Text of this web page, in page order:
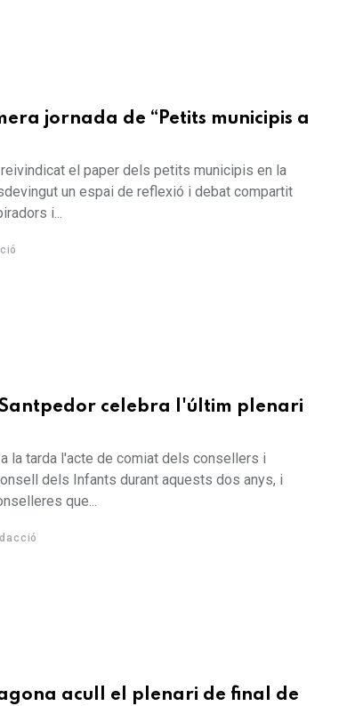
jornada de “Petits municipis a
el paper dels petits municipis en la
un espai de reflexió i debat compartit
i...
Santpedor celebra l'últim plenari
la tarda l'acte de comiat dels consellers i
dels Infants durant aquests dos anys, i
que...
acull el plenari de final de